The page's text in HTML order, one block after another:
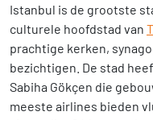
Istanbul is de grootste
culturele hoofdstad van
prachtige kerken,
bezichtigen. De stad
Sabiha Gökçen die
meeste airlines bieden